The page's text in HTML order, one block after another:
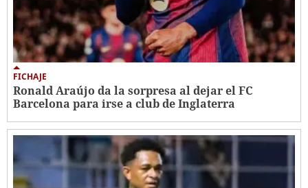
FICHAJE
Ronald Araújo da la sorpresa al dejar el FC
Barcelona para irse a club de Inglaterra